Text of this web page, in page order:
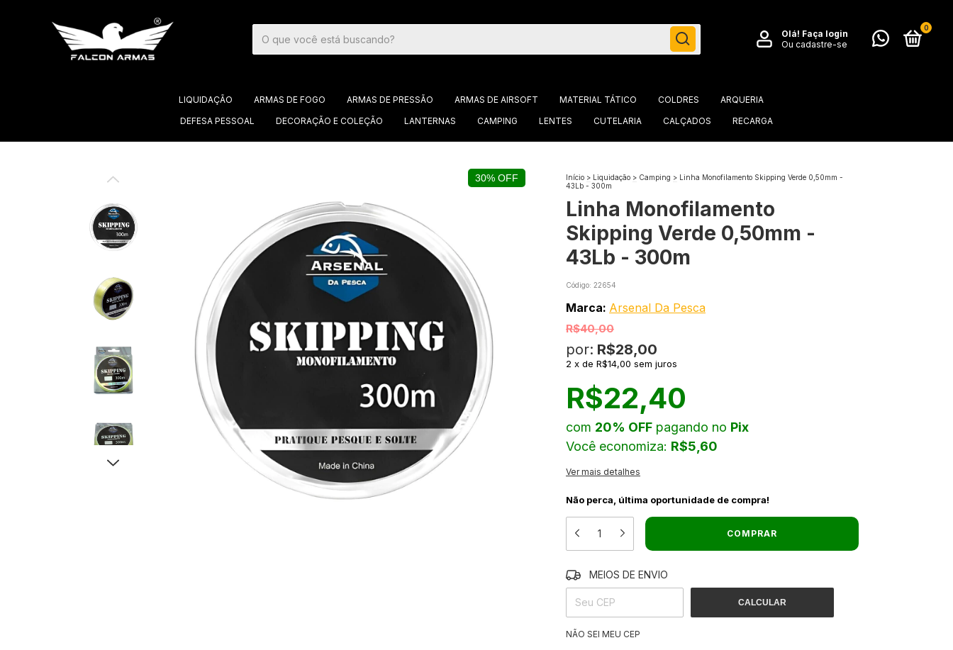
Olá! Faça login
Ou cadastre-se
0
LIQUIDAÇÃO ARMAS DE FOGO ARMAS DE PRESSÃO ARMAS DE AIRSOFT MATERIAL TÁTICO COLDRES
ARQUERIA
DEFESA PESSOAL
DECORAÇÃO E COLEÇÃO LANTERNAS CAMPING LENTES CUTELARIA CALÇADOS RECARGA
30% OFF Início > Liquidação > Camping > Linha Monofilamento Skipping Verde 0,50mm -
43Lb - 300m
Linha Monofilamento
Skipping Verde 0,50mm -
43Lb - 300m
Código: 22654
Marca: Arsenal Da Pesca
R$40,00
por: R$28,00
2 x de R$14,00 sem juros
R$22,40
com 20% OFF pagando no Pix
Você economiza: R$5,60
Ver mais detalhes
Não perca, última oportunidade de compra!
ENTREGAS PARA O CEP:
MEIOS DE ENVIO
CALCULAR
NÃO SEI MEU CEP